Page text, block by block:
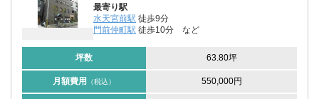
最寄り駅
水天宮前駅 徒歩9分
門前仲町駅 徒歩10分 など
坪数 63.80坪
月額費用 （税込） 550,000円